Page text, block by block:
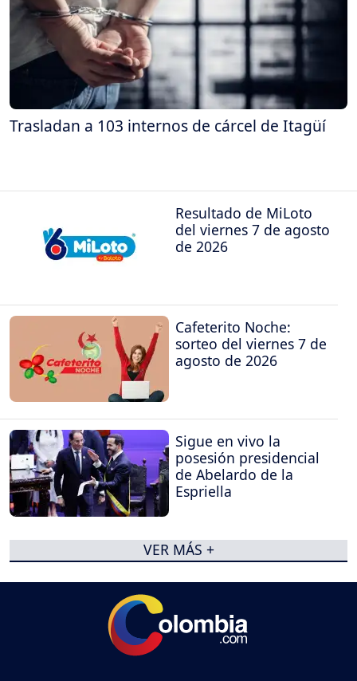
Trasladan a 103 internos de cárcel de Itagüí
Resultado de MiLoto
del viernes 7 de agosto
de 2026
Cafeterito Noche:
sorteo del viernes 7 de
agosto de 2026
Sigue en vivo la
posesión presidencial
de Abelardo de la
Espriella
VER MÁS +